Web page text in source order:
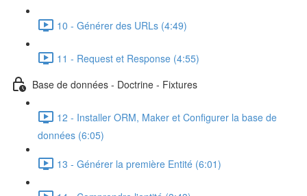
10 - Générer des URLs (4:49)
11 - Request et Response (4:55)
Base de données - Doctrine - Fixtures
12 - Installer ORM, Maker et Configurer la base de
données (6:05)
13 - Générer la première Entité (6:01)